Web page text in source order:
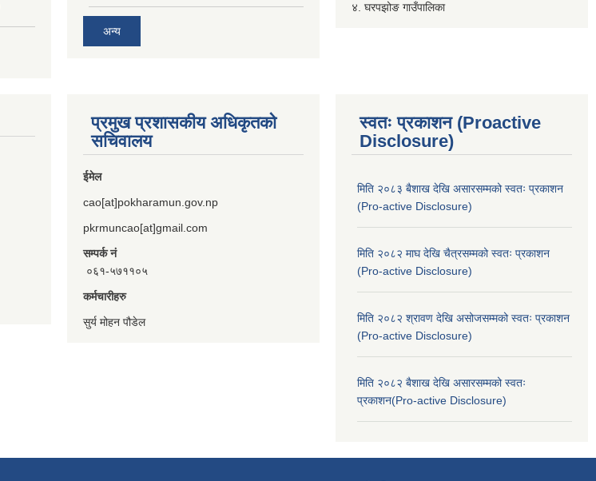
अन्य
४. घरपझोङ गाउँपालिका
प्रमुख प्रशासकीय अधिकृतको
सचिवालय
ईमेल
cao[at]pokharamun.gov.np
pkrmuncao[at]gmail.com
सम्पर्क नं
०६१-५७११०५
कर्मचारीहरु
सुर्य मोहन पौडेल
स्वतः प्रकाशन (Proactive
Disclosure)
मिति २०८३ बैशाख देखि असारसम्मको स्वतः प्रकाशन
(Pro-active Disclosure)
मिति २०८२ माघ देखि चैत्रसम्मको स्वतः प्रकाशन
(Pro-active Disclosure)
मिति २०८२ श्रावण देखि असोजसम्मको स्वतः प्रकाशन
(Pro-active Disclosure)
मिति २०८२ बैशाख देखि असारसम्मको स्वतः
प्रकाशन(Pro-active Disclosure)